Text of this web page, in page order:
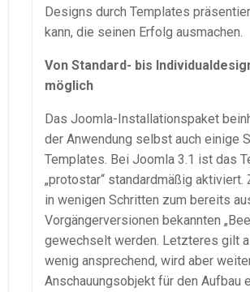
Designs durch Templates
kann, die seinen Erfolg ausmachen.
Von Standard- bis
möglich
Das Joomla-Installationspaket
der Anwendung selbst auch einige
Templates. Bei Joomla 3.1 ist das
„protostar“ standardmäßig aktiviert.
in wenigen Schritten zum bereits
Vorgängerversionen bekannten
gewechselt werden. Letzteres gilt
wenig ansprechend, wird aber
Anschauungsobjekt für den Aufbau